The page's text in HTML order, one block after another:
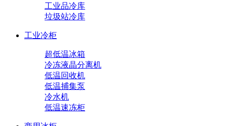
工业品冷库
垃圾站冷库
工业冷柜
超低温冰箱
冷冻液晶分离机
低温回收机
低温捕集泵
冷水机
低温速冻柜